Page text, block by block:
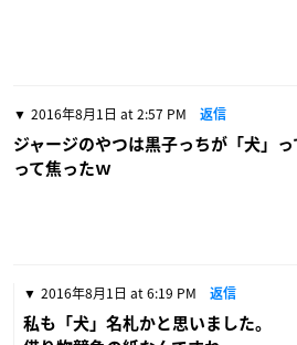
2016年8月1日 at 2:57 PM 返信
ジャージのやつは黒子っちが「犬」
って焦ったｗ
2016年8月1日 at 6:19 PM 返信
私も「犬」名札かと思いました。